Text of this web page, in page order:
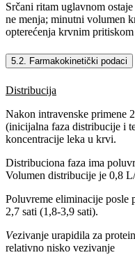
Srčani ritam uglavnom
ne menja; minutni volumen
opterećenja krvnim
5.2. Farmakokinetički podaci
Distribucija
Nakon intravenske primene
(inicijalna faza distribucije i
koncentracije leka u krvi.
Distribuciona faza ima
Volumen distribucije je 0,8
Poluvreme eliminacije posle
2,7 sati (1,8-3,9 sati).
Vezivanje urapidila za
relativno nisko vezivanje